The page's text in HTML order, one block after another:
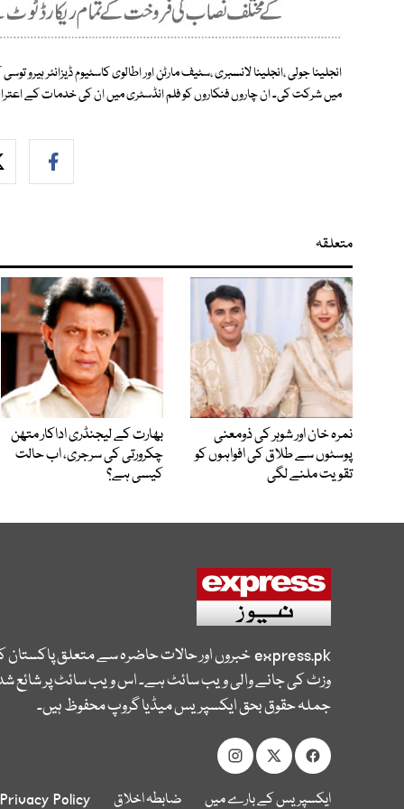
انجلینا جولی ،انجلینا لانسبری ،سٹیف مارٹن اور اطالوی کاسٹیوم ڈیزانئر
میں شرکت کی۔ ان چاروں فنکاروں کو فلم انڈسٹری میں ان کی خدمات کے
متعلقہ
نمرہ خان اور شوہر کی ذومعنی
پوسٹوں سے طلاق کی افواہوں کو
تقویت ملنے لگی
بھارت کے لیجنڈری اداکار متھن
چکرورتی کی سرجری، اب حالت
کیسی ہے؟
express.pkخبروں اور حالات حاضرہ سے متعلق
وزٹ کی جانے والی ویب سائٹ ہے۔ اس ویب سائٹ پر شائع
جملہ حقوق بحق ایکسپریس میڈیا گروپ محفوظ ہیں۔
ایکسپریس کے بارے میں ضابطہ اخلاق Privacy Policy